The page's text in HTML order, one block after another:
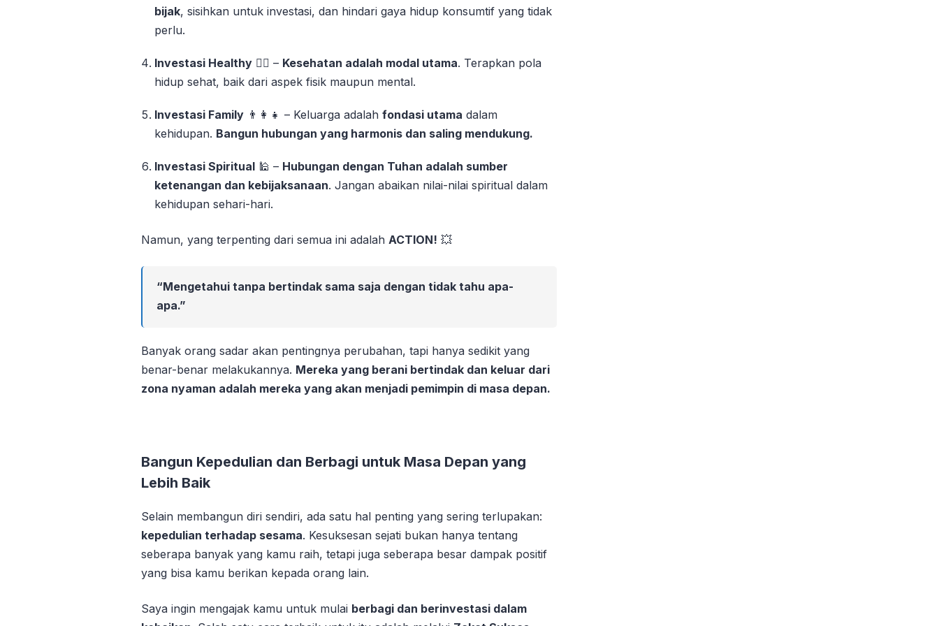
bijak, sisihkan untuk investasi, dan hindari gaya hidup konsumtif yang tidak
perlu.
Investasi Healthy 🏋️‍♂️ – Kesehatan adalah modal utama. Terapkan pola
hidup sehat, baik dari aspek fisik maupun mental.
Investasi Family 👨‍👩‍👧 – Keluarga adalahfondasi utama dalam
kehidupan. Bangun hubungan yang harmonis dan saling mendukung.
Investasi Spiritual 🕌 – Hubungan dengan Tuhan adalah sumber
ketenangan dan kebijaksanaan. Jangan abaikan nilai-nilai spiritual dalam
kehidupan sehari-hari.
Namun, yang terpenting dari semua ini adalah ACTION! 💥
“Mengetahui tanpa bertindak sama saja dengan tidak tahu apa-
apa.”
Banyak orang sadar akan pentingnya perubahan, tapi hanya sedikit yang
benar-benar melakukannya. Mereka yang berani bertindak dan keluar dari
zona nyaman adalah mereka yang akan menjadi pemimpin di masa depan.
Bangun Kepedulian dan Berbagi untuk Masa Depan yang
Lebih Baik
Selain membangun diri sendiri, ada satu hal penting yang sering terlupakan:
kepedulian terhadap sesama. Kesuksesan sejati bukan hanya tentang
seberapa banyak yang kamu raih, tetapi juga seberapa besar dampak positif
yang bisa kamu berikan kepada orang lain.
Saya ingin mengajak kamu untuk mulai berbagi dan berinvestasi dalam